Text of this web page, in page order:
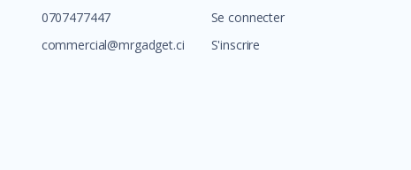
0707477447
commercial@mrgadget.ci
Se connecter
S'inscrire